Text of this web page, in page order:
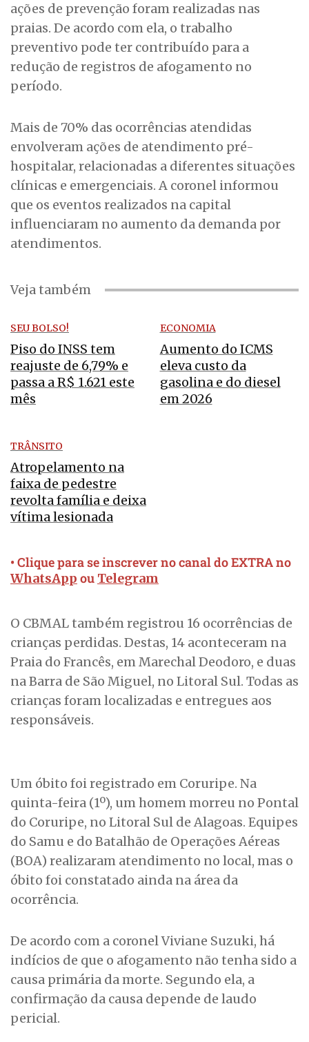
ações de prevenção foram realizadas nas
praias. De acordo com ela, o trabalho
preventivo pode ter contribuído para a
redução de registros de afogamento no
período.
Mais de 70% das ocorrências atendidas
envolveram ações de atendimento pré-
hospitalar, relacionadas a diferentes situações
clínicas e emergenciais. A coronel informou
que os eventos realizados na capital
influenciaram no aumento da demanda por
atendimentos.
Veja também
SEU BOLSO!
Piso do INSS tem
reajuste de 6,79% e
passa a R$ 1.621 este
mês
ECONOMIA
Aumento do ICMS
eleva custo da
gasolina e do diesel
em 2026
TRÂNSITO
Atropelamento na
faixa de pedestre
revolta família e deixa
vítima lesionada
• Clique para se inscrever no canal do EXTRA no
WhatsApp ou Telegram
O CBMAL também registrou 16 ocorrências de
crianças perdidas. Destas, 14 aconteceram na
Praia do Francês, em Marechal Deodoro, e duas
na Barra de São Miguel, no Litoral Sul. Todas as
crianças foram localizadas e entregues aos
responsáveis.
Um óbito foi registrado em Coruripe. Na
quinta-feira (1º), um homem morreu no Pontal
do Coruripe, no Litoral Sul de Alagoas. Equipes
do Samu e do Batalhão de Operações Aéreas
(BOA) realizaram atendimento no local, mas o
óbito foi constatado ainda na área da
ocorrência.
De acordo com a coronel Viviane Suzuki, há
indícios de que o afogamento não tenha sido a
causa primária da morte. Segundo ela, a
confirmação da causa depende de laudo
pericial.